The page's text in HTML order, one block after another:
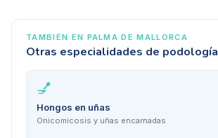
TAMBIÉN EN PALMA DE MALLORCA
Otras especialidades de podología
💅
Hongos en uñas
Onicomicosis y uñas encarnadas